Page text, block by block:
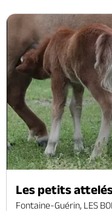
Les petits
Fontaine-Guérin, LES